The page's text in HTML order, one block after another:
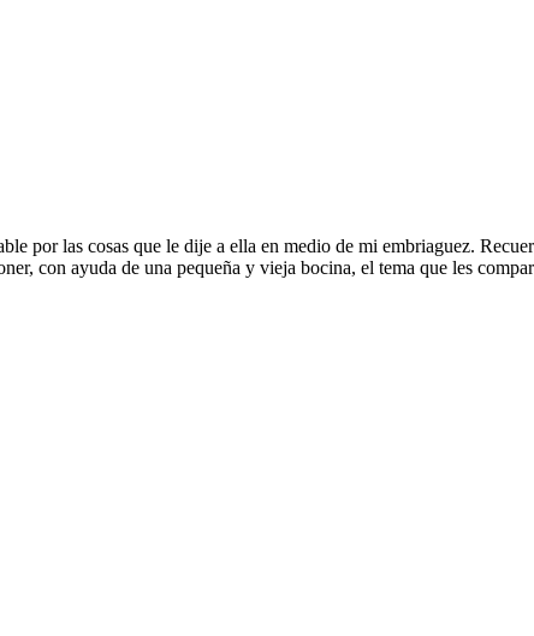
por las cosas que le dije a ella en medio de mi embriaguez.
con ayuda de una pequeña y vieja bocina, el tema que les